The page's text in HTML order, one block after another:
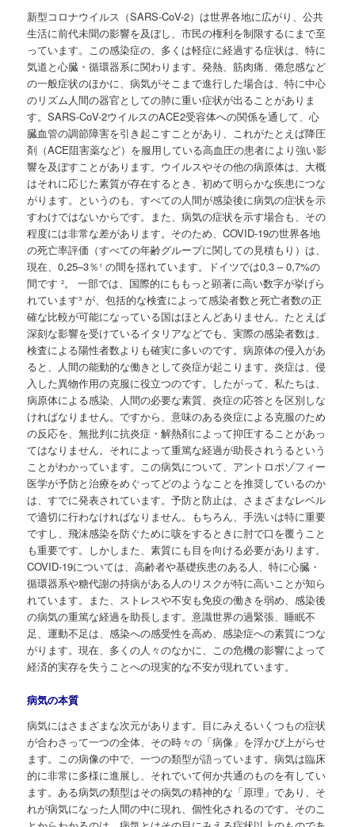
新型コロナウイルス（SARS-CoV-2）は世界各地に広がり、公共
生活に前代未聞の影響を及ぼし、市民の権利を制限するにまで至
っています。この感染症の、多くは軽症に経過する症状は、特に
気道と心臓・循環器系に関わります。発熱、筋肉痛、倦怠感など
の一般症状のほかに、病気がそこまで進行した場合は、特に中心
のリズム人間の器官としての肺に重い症状が出ることがありま
す。SARS-CoV-2ウイルスのACE2受容体への関係を通して、心
臓血管の調節障害を引き起こすことがあり、これがたとえば降圧
剤（ACE阻害薬など）を服用している高血圧の患者により強い影
響を及ぼすことがあります。ウイルスやその他の病原体は、大概
はそれに応じた素質が存在するとき、初めて明らかな疾患につな
がります。というのも、すべての人間が感染後に病気の症状を示
すわけではないからです。また、病気の症状を示す場合も、その
程度には非常な差があります。そのため、COVID-19の世界各地
の死亡率評価（すべての年齢グループに関しての見積もり）は、
現在、0,25–3％¹ の間を揺れています。ドイツでは0,3 – 0,7%の
間です ²。 一部では、国際的にももっと顕著に高い数字が挙げら
れています³ が、包括的な検査によって感染者数と死亡者数の正
確な比較が可能になっている国はほとんどありません。たとえば
深刻な影響を受けているイタリアなどでも、実際の感染者数は、
検査による陽性者数よりも確実に多いのです。病原体の侵入があ
ると、人間の能動的な働きとして炎症が起こります。炎症は、侵
入した異物作用の克服に役立つのです。したがって、私たちは、
病原体による感染、人間の必要な素質、炎症の応答とを区別しな
ければなりません。ですから、意味のある炎症による克服のため
の反応を、無批判に抗炎症・解熱剤によって抑圧することがあっ
てはなりません。それによって重篤な経過が助長されうるという
ことがわかっています。この病気について、アントロポゾフィー
医学が予防と治療をめぐってどのようなことを推奨しているのか
は、すでに発表されています。予防と防止は、さまざまなレベル
で適切に行わなければなりません。もちろん、手洗いは特に重要
ですし、飛沫感染を防ぐために咳をするときに肘で口を覆うこと
も重要です。しかしまた、素質にも目を向ける必要があります。
COVID-19については、高齢者や基礎疾患のある人、特に心臓・
循環器系や糖代謝の持病がある人のリスクが特に高いことが知ら
れています。また、ストレスや不安も免疫の働きを弱め、感染後
の病気の重篤な経過を助長します。意識世界の過緊張、睡眠不
足、運動不足は、感染への感受性を高め、感染症への素質につな
がります。現在、多くの人々のなかに、この危機の影響によって
経済的実存を失うことへの現実的な不安が現れています。
病気の本質
病気にはさまざまな次元があります。目にみえるいくつもの症状
が合わさって一つの全体、その時々の「病像」を浮かび上がらせ
ます。この病像の中で、一つの類型が語っています。病気は臨床
的に非常に多様に進展し、それでいて何か共通のものを有してい
ます。ある病気の類型はその病気の精神的な「原理」であり、そ
れが病気になった人間の中に現れ、個性化されるのです。そのこ